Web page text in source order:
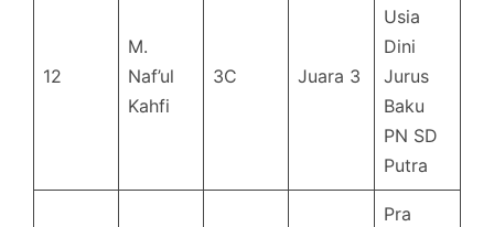
12
M.
Naf’ul
Kahfi
3C Juara 3
Usia
Dini
Jurus
Baku
PN SD
Putra
Pra